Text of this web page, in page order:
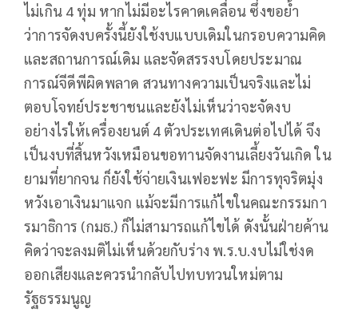
ไม่เกิน 4 ทุ่ม หากไม่มีอะไรคาดเคลื่อน ซึ่งขอย้ำ
ว่าการจัดงบครั้งนี้ยังใช้งบแบบเดิมในกรอบความคิด
และสถานการณ์เดิม และจัดสรรงบโดยประมาณ
การณ์จีดีพีผิดพลาด สวนทางความเป็นจริงและไม่
ตอบโจทย์ประชาชนและยังไม่เห็นว่าจะจัดงบ
อย่างไรให้เครื่องยนต์ 4 ตัวประเทศเดินต่อไปได้ จึง
เป็นงบที่สิ้นหวังเหมือนขอทานจัดงานเลี้ยงวันเกิด ใน
ยามที่ยากจน ก็ยังใช้จ่ายเงินเฟอะฟะ มีการทุจริตมุ่ง
หวังเอาเงินมาแจก แม้จะมีการแก้ไขในคณะกรรมกา
รมาธิการ (กมธ.) ก็ไม่สามารถแก้ไขได้ ดังนั้นฝ่ายค้าน
คิดว่าจะลงมติไม่เห็นด้วยกับร่าง พ.ร.บ.งบไม่ใช่งด
ออกเสียงและควรนำกลับไปทบทวนใหม่ตาม
รัฐธรรมนูญ